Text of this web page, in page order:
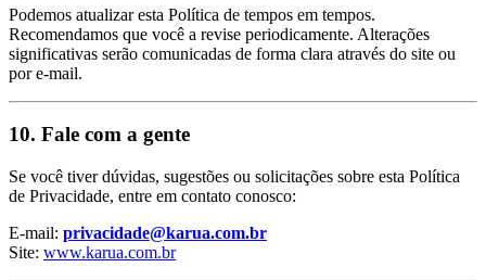
Podemos atualizar esta Política de tempos em tempos.
Recomendamos que você a revise periodicamente. Alterações
significativas serão comunicadas de forma clara através do site ou
por e-mail.
10. Fale com a gente
Se você tiver dúvidas, sugestões ou solicitações sobre esta Política
de Privacidade, entre em contato conosco:
E-mail: privacidade@karua.com.br
Site: www.karua.com.br